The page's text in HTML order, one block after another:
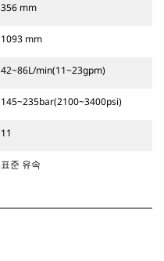
356 mm
1093 mm
42~86L/min(11~23gpm)
145~235bar(2100~3400psi)
11
표준 유속